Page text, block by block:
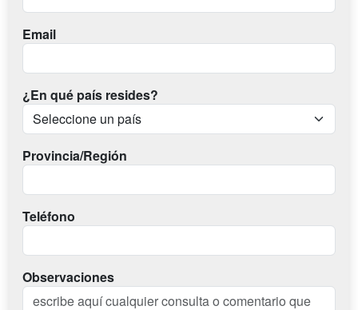
Email
¿En qué país resides?
Provincia/Región
Teléfono
Observaciones